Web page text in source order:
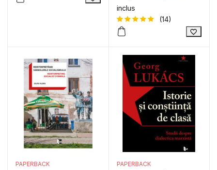
inclus
Evaluat la
pe baza a
14
clienți
(14)
PAPERBACK PAPERBACK